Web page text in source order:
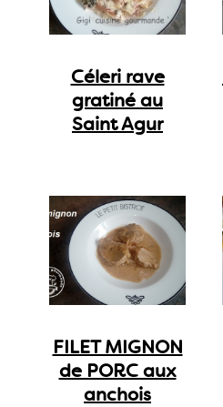
Céleri rave
gratiné au
Saint Agur
FILET MIGNON
de PORC aux
anchois